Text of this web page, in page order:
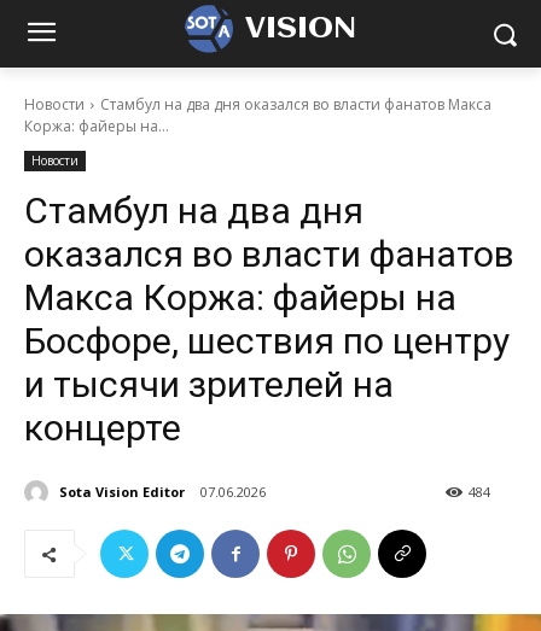
VISION
Новости
Стамбул на два дня оказался во власти фанатов Макса
Коржа: файеры на...
Новости
Стамбул на два дня
оказался во власти фанатов
Макса Коржа: файеры на
Босфоре, шествия по центру
и тысячи зрителей на
концерте
Sota Vision Editor 07.06.2026 484